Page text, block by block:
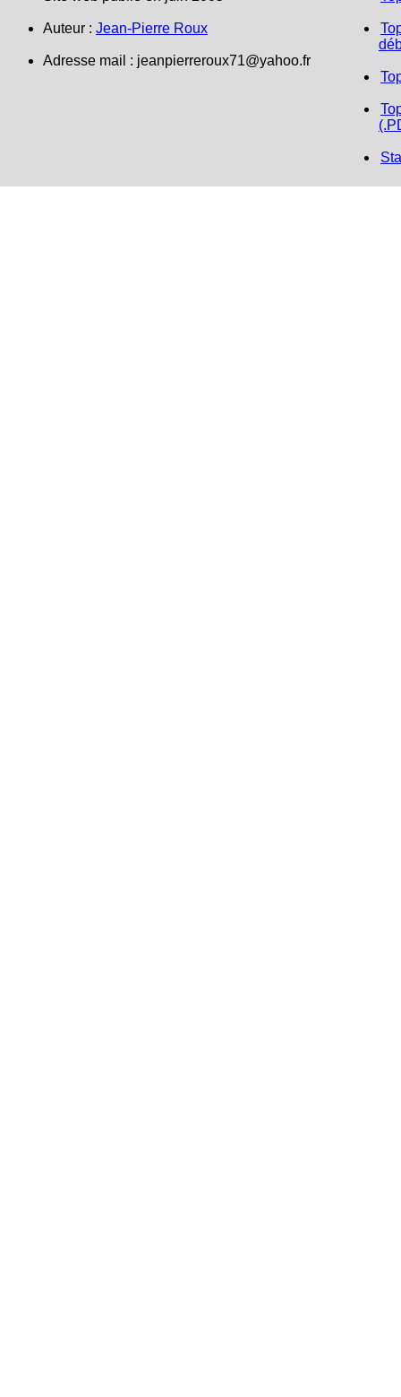
Auteur : Jean-Pierre Roux
Adresse mail : jeanpierreroux71@yahoo.fr